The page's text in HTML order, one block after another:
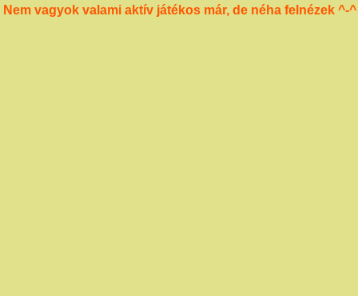
Nem vagyok valami aktív játékos már, de néha felnézek ^-^